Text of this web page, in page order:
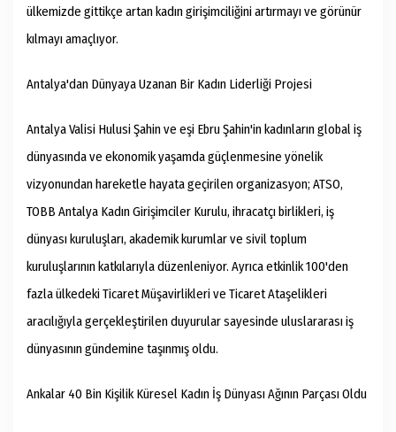
ülkemizde gittikçe artan kadın girişimciliğini artırmayı ve görünür
kılmayı amaçlıyor.
Antalya'dan Dünyaya Uzanan Bir Kadın Liderliği Projesi
Antalya Valisi Hulusi Şahin ve eşi Ebru Şahin'in kadınların global iş
dünyasında ve ekonomik yaşamda güçlenmesine yönelik
vizyonundan hareketle hayata geçirilen organizasyon; ATSO,
TOBB Antalya Kadın Girişimciler Kurulu, ihracatçı birlikleri, iş
dünyası kuruluşları, akademik kurumlar ve sivil toplum
kuruluşlarının katkılarıyla düzenleniyor. Ayrıca etkinlik 100'den
fazla ülkedeki Ticaret Müşavirlikleri ve Ticaret Ataşelikleri
aracılığıyla gerçekleştirilen duyurular sayesinde uluslararası iş
dünyasının gündemine taşınmış oldu.
Ankalar 40 Bin Kişilik Küresel Kadın İş Dünyası Ağının Parçası Oldu